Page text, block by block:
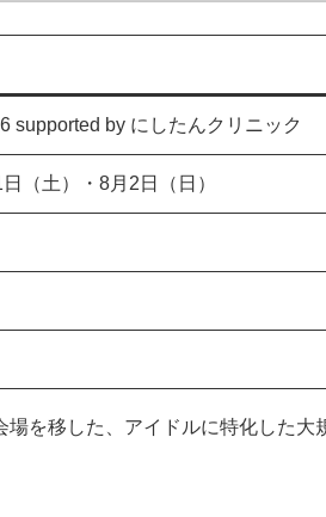
supported by にしたんクリニック
（土）・8月2日（日）
を移した、アイドルに特化した